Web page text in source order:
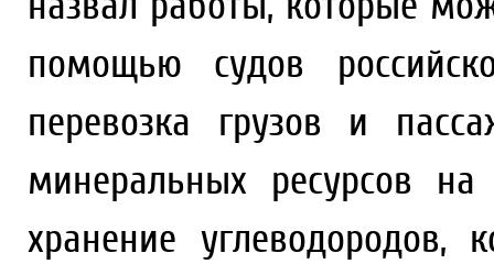
помощью судов
перевозка грузов и
минеральных ресурсов
хранение углеводородов,